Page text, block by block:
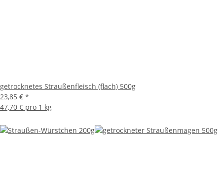
getrocknetes Straußenfleisch (flach) 500g
23,85 € *
47,70 € pro 1 kg